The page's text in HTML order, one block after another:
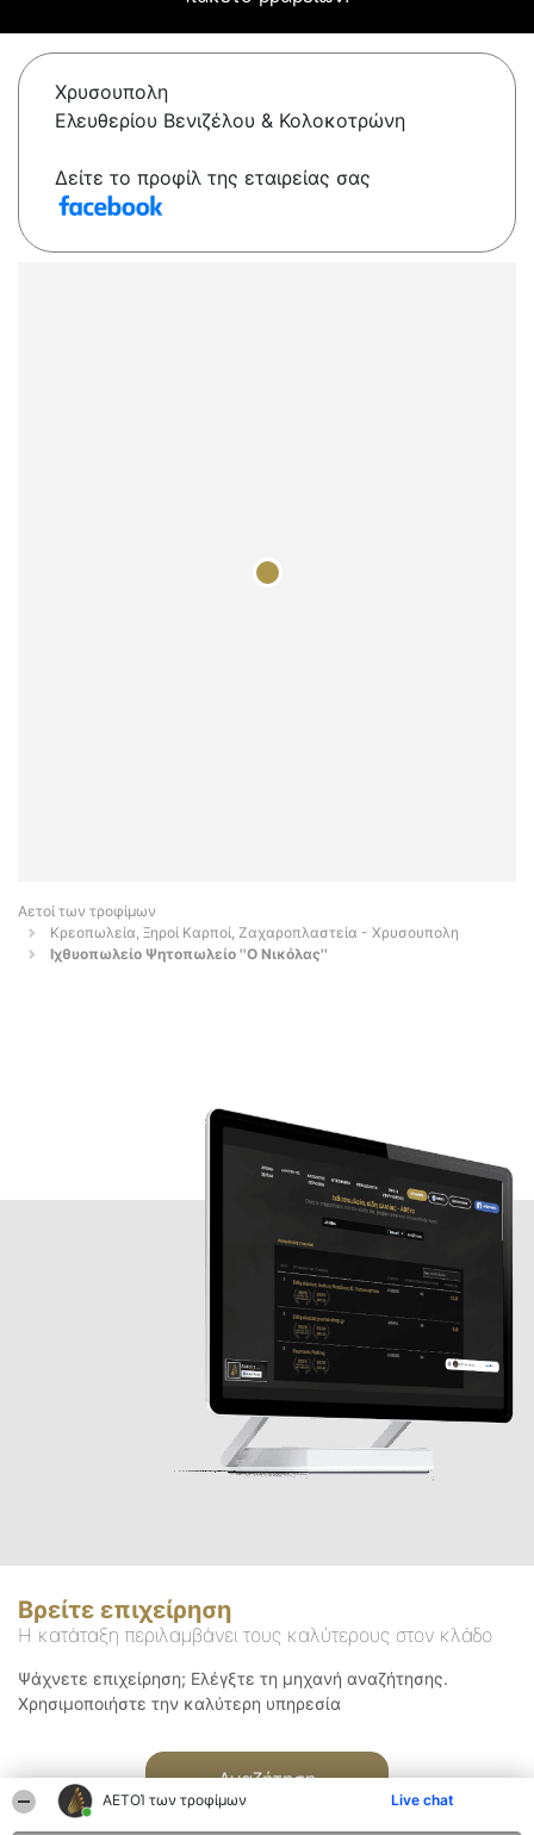
ΑΕΤΟΊ των τροφίμων Live chat
Χρυσουπολη
Ελευθερίου Βενιζέλου & Κολοκοτρώνη
Δείτε το προφίλ της εταιρείας σας
Αετοί των τροφίμων
Κρεοπωλεία, Ξηροί Καρποί, Ζαχαροπλαστεία - Χρυσουπολη
Ιχθυοπωλείο Ψητοπωλείο ''Ο Νικόλας''
Βρείτε επιχείρηση
Η κατάταξη περιλαμβάνει τους καλύτερους στον κλάδο
Ψάχνετε επιχείρηση; Ελέγξτε τη μηχανή αναζήτησης.
Χρησιμοποιήστε την καλύτερη υπηρεσία
Αναζήτηση